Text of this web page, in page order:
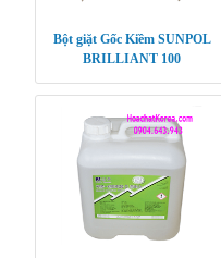
Bột giặt Gốc Kiềm SUNPOL
BRILLIANT 100